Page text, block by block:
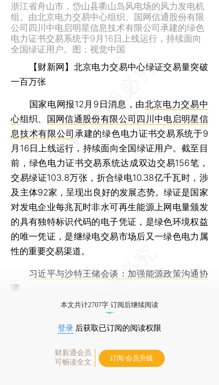
浙江省舟山市，岱山县衢山岛风电场的风力发电机
组。由北京电力交易中心组织、国网信通股份有限
公司四川中电启明星信息技术有限公司承建的绿色
电力证书交易系统于9月16日上线运行，持续面向
全国绿证用户。图：视觉中国
【财新网】北京电力交易中心绿证交易量突破
一百万张
国家电网报12月9日消息，由北京电力交易中
心组织、 国网信通股份有限公司 四川中电启明星信
息技术有限公司 承建的绿色电力证书交易系统于9
月16日上线运行，持续面向全国绿证用户。截至目
前，绿色电力证书交易系统达成双边交易156笔，
交易绿证103.8万张，折合绿电10.38亿千瓦时，涉
及主体92家，呈现出良好的发展态势。绿证是国家
对发电企业每兆瓦时非水可再生能源上网电量颁发
的具有独特标识代码的电子凭证，是绿色环境权益
的唯一凭证，是继绿电交易市场后又一绿色电力属
性的重要交易渠道。
习近平与沙特王储会谈：加强能源政策沟通协
调
本文共计2707字 订阅后继续阅读
登录 后获取已订阅的阅读权限
财新通会员
可畅读全文
订阅/会员升级